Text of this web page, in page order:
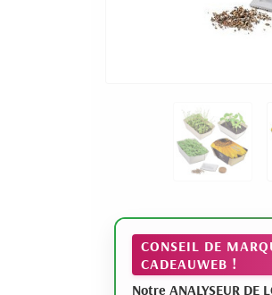
CONSEIL DE
CADEAUWEB !
Notre ANALYSEUR